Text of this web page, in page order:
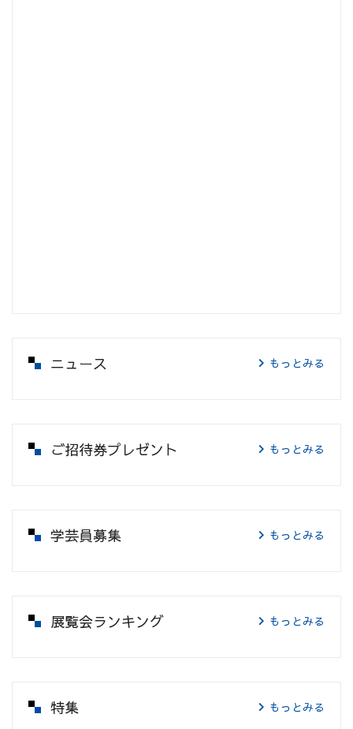
ニュース もっとみる
ご招待券プレゼント もっとみる
学芸員募集 もっとみる
展覧会ランキング もっとみる
特集 もっとみる